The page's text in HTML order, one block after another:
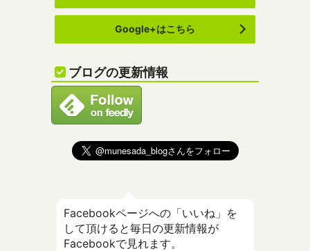
Google+はこちら
ブログの更新情報
Facebookページへの「いいね」を
して頂けると毎日の更新情報が
Facebookで見れます。